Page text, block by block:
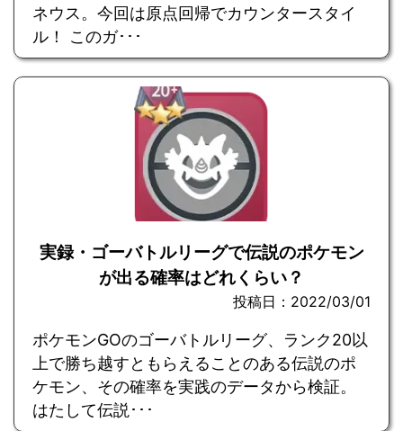
ネウス。今回は原点回帰でカウンタースタイ
ル！ このガ･･･
実録・ゴーバトルリーグで伝説のポケモン
が出る確率はどれくらい？
投稿日：2022/03/01
ポケモンGOのゴーバトルリーグ、ランク20以
上で勝ち越すともらえることのある伝説のポ
ケモン、その確率を実践のデータから検証。
はたして伝説･･･